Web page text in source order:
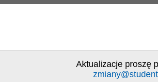
Aktualizacje proszę